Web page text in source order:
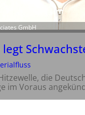
GmbH
die
im Voraus